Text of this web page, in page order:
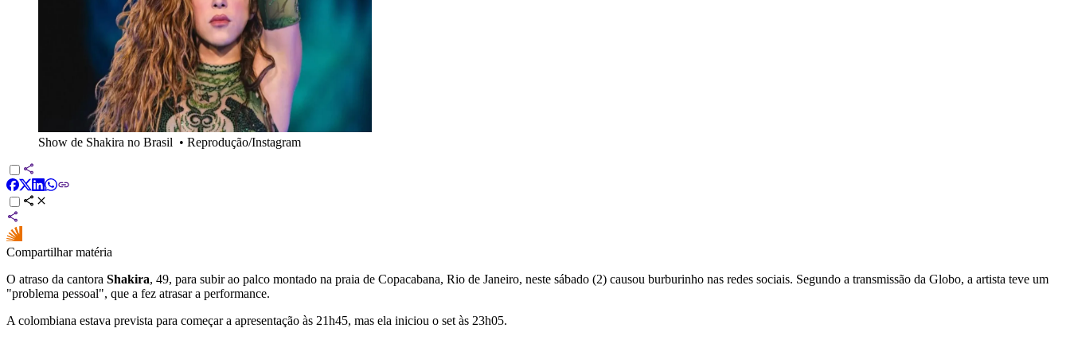
Show de Shakira no Brasil • Reprodução/Instagram
Compartilhar matéria
O atraso da cantora Shakira, 49, para subir ao palco montado na praia de Copacabana, Rio de Janeiro, neste sábado (2) causou burburinho nas redes sociais. Segundo a transmissão da Globo, a artista teve um
"problema pessoal", que a fez atrasar a performance.
A colombiana estava prevista para começar a apresentação às 21h45, mas ela iniciou o set às 23h05.